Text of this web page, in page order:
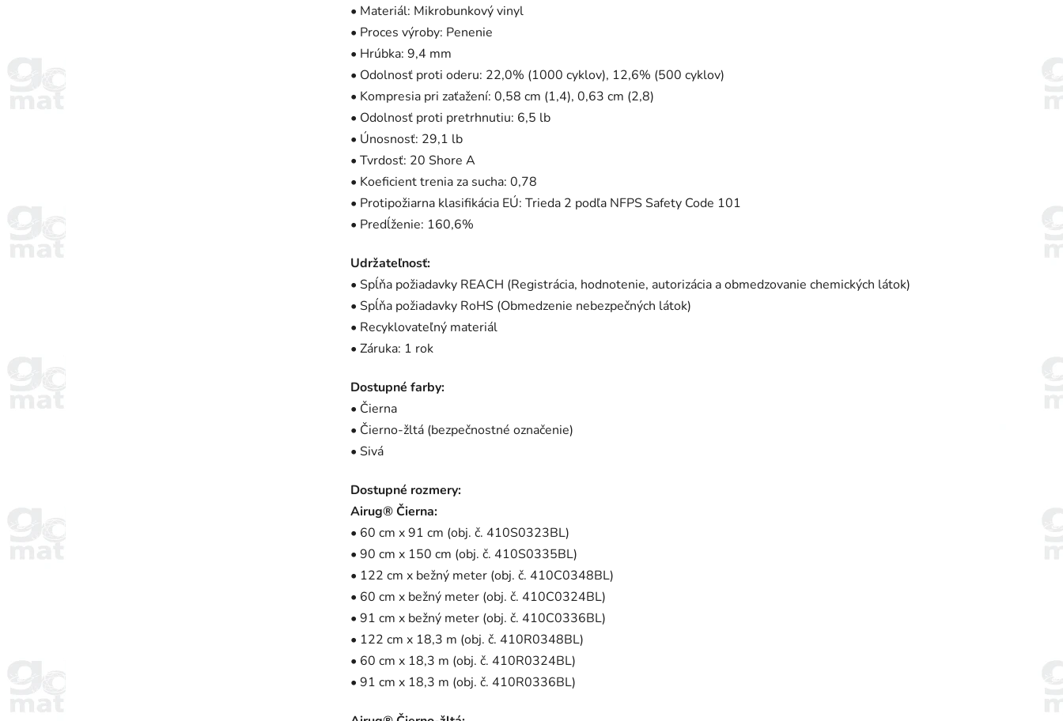
• Materiál: Mikrobunkový vinyl
• Proces výroby: Penenie
• Hrúbka: 9,4 mm
• Odolnosť proti oderu: 22,0% (1000 cyklov), 12,6% (500 cyklov)
• Kompresia pri zaťažení: 0,58 cm (1,4), 0,63 cm (2,8)
• Odolnosť proti pretrhnutiu: 6,5 lb
• Únosnosť: 29,1 lb
• Tvrdosť: 20 Shore A
• Koeficient trenia za sucha: 0,78
• Protipožiarna klasifikácia EÚ: Trieda 2 podľa NFPS Safety Code 101
• Predĺženie: 160,6%
Udržateľnosť:
• Spĺňa požiadavky REACH (Registrácia, hodnotenie, autorizácia a obmedzovanie chemických látok)
• Spĺňa požiadavky RoHS (Obmedzenie nebezpečných látok)
• Recyklovateľný materiál
• Záruka: 1 rok
Dostupné farby:
• Čierna
• Čierno-žltá (bezpečnostné označenie)
• Sivá
Dostupné rozmery:
Airug® Čierna:
• 60 cm x 91 cm (obj. č. 410S0323BL)
• 90 cm x 150 cm (obj. č. 410S0335BL)
• 122 cm x bežný meter (obj. č. 410C0348BL)
• 60 cm x bežný meter (obj. č. 410C0324BL)
• 91 cm x bežný meter (obj. č. 410C0336BL)
• 122 cm x 18,3 m (obj. č. 410R0348BL)
• 60 cm x 18,3 m (obj. č. 410R0324BL)
• 91 cm x 18,3 m (obj. č. 410R0336BL)